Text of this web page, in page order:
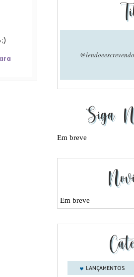
@lendoeescrevendo
Siga
Em breve
Em breve
LANÇAMENTOS